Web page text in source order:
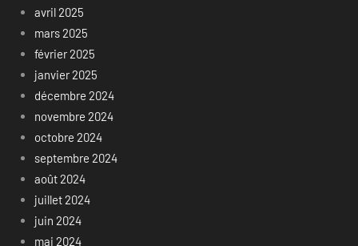
avril 2025
mars 2025
février 2025
janvier 2025
décembre 2024
novembre 2024
octobre 2024
septembre 2024
août 2024
juillet 2024
juin 2024
mai 2024